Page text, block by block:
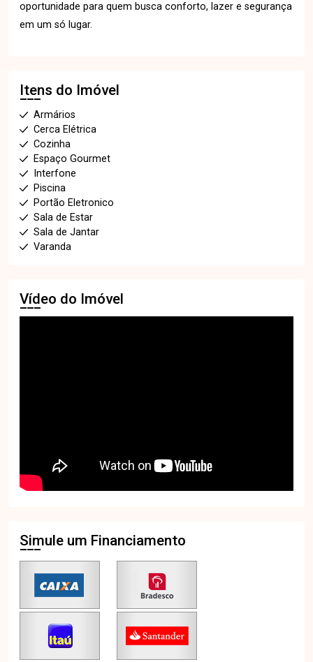
oportunidade para quem busca conforto, lazer e segurança
em um só lugar.
Itens do Imóvel
Armários
Cerca Elétrica
Cozinha
Espaço Gourmet
Interfone
Piscina
Portão Eletronico
Sala de Estar
Sala de Jantar
Varanda
Vídeo do Imóvel
Simule um Financiamento